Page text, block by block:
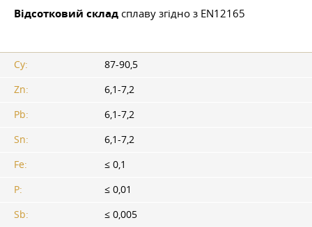
Відсотковий склад сплаву згідно з EN12165
Су:
87-90,5
Zn:
6,1-7,2
Pb:
6,1-7,2
Sn:
6,1-7,2
Fe:
≤ 0,1
P:
≤ 0,01
Sb:
≤ 0,005